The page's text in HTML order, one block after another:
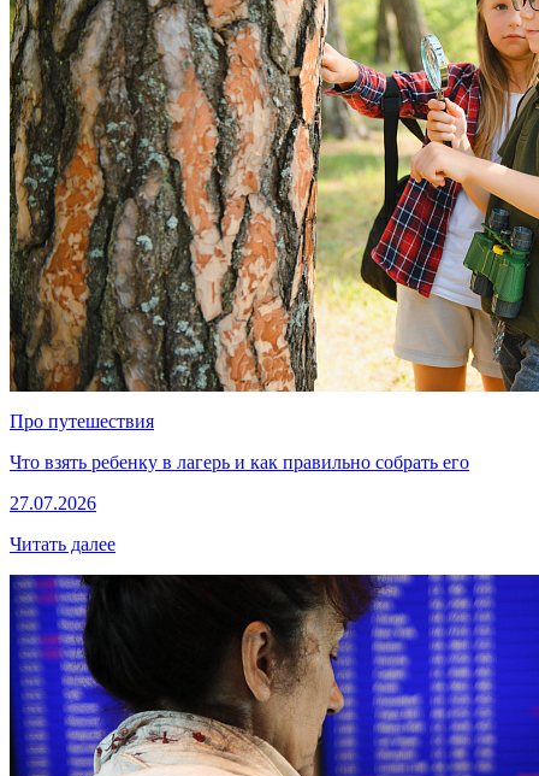
Про путешествия
Что взять ребенку в лагерь и как правильно собрать его
27.07.2026
Читать далее